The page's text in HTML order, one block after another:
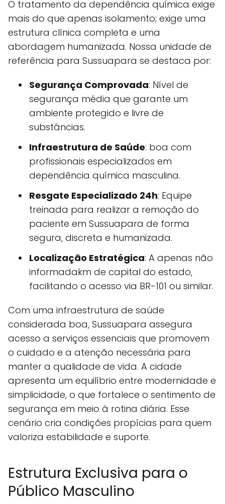
O tratamento da dependência química exige
mais do que apenas isolamento; exige uma
estrutura clínica completa e uma
abordagem humanizada. Nossa unidade de
referência para Sussuapara se destaca por:
Segurança Comprovada: Nível de
segurança média que garante um
ambiente protegido e livre de
substâncias.
Infraestrutura de Saúde: boa com
profissionais especializados em
dependência química masculina.
Resgate Especializado 24h: Equipe
treinada para realizar a remoção do
paciente em Sussuapara de forma
segura, discreta e humanizada.
Localização Estratégica: A apenas não
informadakm de capital do estado,
facilitando o acesso via BR-101 ou similar.
Com uma infraestrutura de saúde
considerada boa, Sussuapara assegura
acesso a serviços essenciais que promovem
o cuidado e a atenção necessária para
manter a qualidade de vida. A cidade
apresenta um equilíbrio entre modernidade e
simplicidade, o que fortalece o sentimento de
segurança em meio à rotina diária. Esse
cenário cria condições propícias para quem
valoriza estabilidade e suporte.
Estrutura Exclusiva para o
Público Masculino